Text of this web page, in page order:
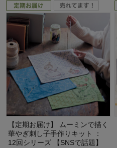
【定期お届け】 ムーミンで描く
華やぎ刺し子手作りキット ：
12回シリーズ 【SNSで話題】